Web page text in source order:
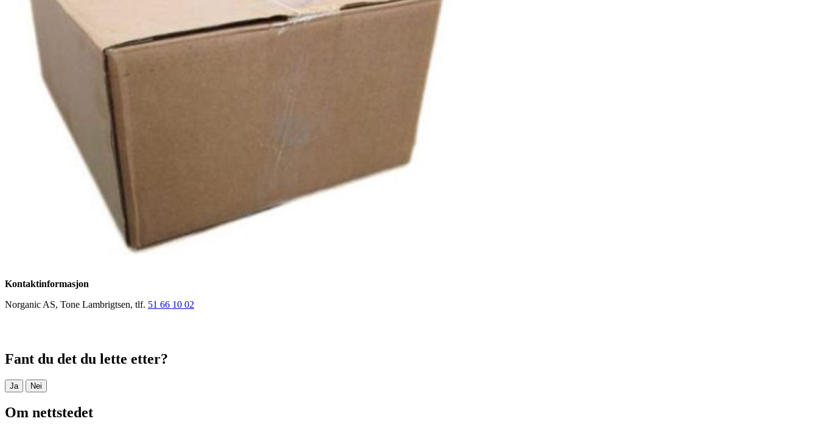
Kontaktinformasjon
Norganic AS, Tone Lambrigtsen, tlf. 51 66 10 02
Fant du det du lette etter?
Ja Nei
Om nettstedet